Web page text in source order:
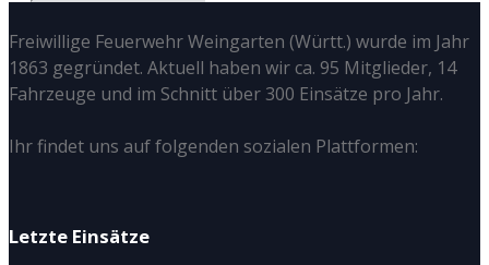
Freiwillige Feuerwehr Weingarten (Württ.) wurde im Jahr
1863 gegründet. Aktuell haben wir ca. 95 Mitglieder, 14
Fahrzeuge und im Schnitt über 300 Einsätze pro Jahr.
Ihr findet uns auf folgenden sozialen Plattformen:
Letzte Einsätze